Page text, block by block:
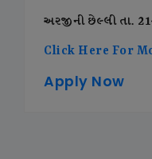
અરજીની છેલ્લી તા.
Click Here For
Apply Now